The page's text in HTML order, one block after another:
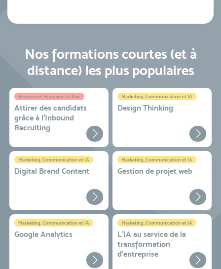
Nos formations courtes (et à
distance) les plus populaires
Ressources Humaines et Paie
Attirer des candidats
grâce à l’Inbound
Recruiting
Marketing, Communication et IA
Design Thinking
Marketing, Communication et IA
Digital Brand Content
Marketing, Communication et IA
Gestion de projet web
Marketing, Communication et IA
Google Analytics
Marketing, Communication et IA
L'IA au service de la
transformation
d'entreprise